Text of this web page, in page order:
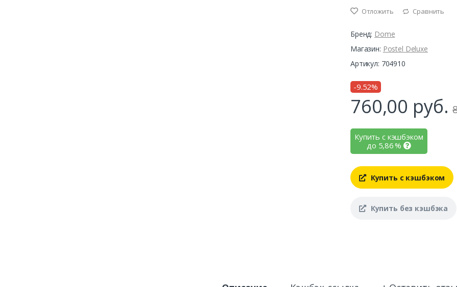
Отложить Сравнить
Бренд: Dome
Магазин: Postel Deluxe
Артикул: 704910
-9.52%
760,00 руб.
Купить с кэшбэком
до 5,86%
Купить с кэшбэком
Купить без кэшбэка